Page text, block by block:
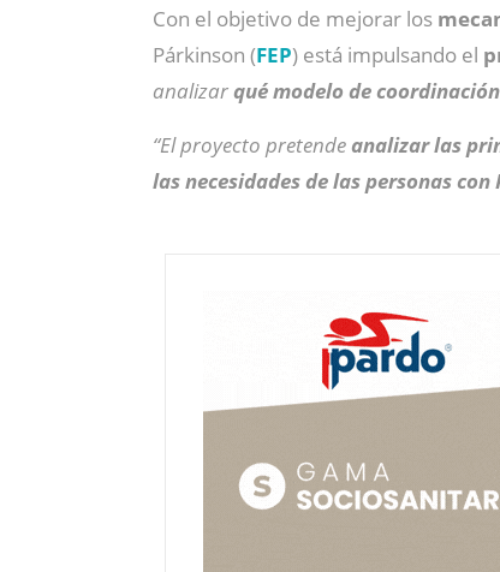
Con el objetivo de mejorar los
Párkinson (FEP) está impulsando el
analizarqué modelo de
“El proyecto pretendeanalizar las
las necesidades de las personas